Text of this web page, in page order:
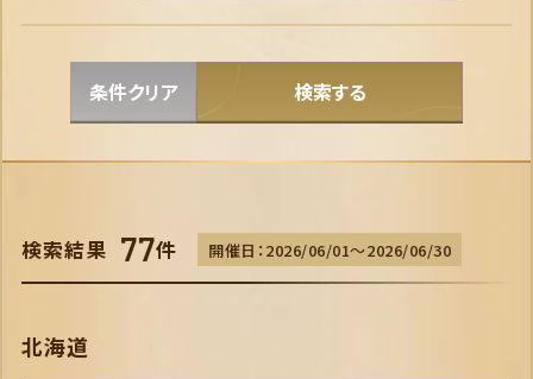
条件クリア 検索する
検索結果 77件 開催日：2026/06/01～2026/06/30
北海道